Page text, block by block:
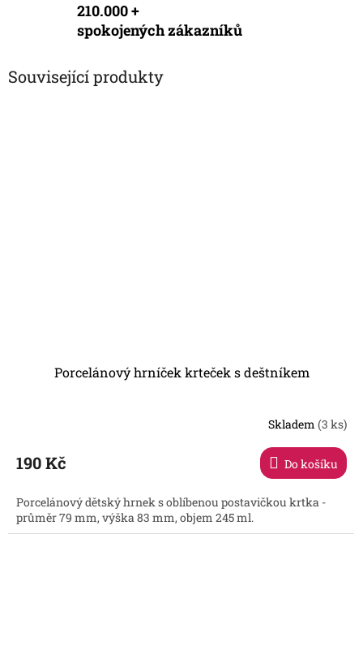
210.000 +
spokojených zákazníků
Související produkty
Porcelánový hrníček krteček s deštníkem
Skladem (3 ks)
190 Kč Do košíku
Porcelánový dětský hrnek s oblíbenou postavičkou krtka -
průměr 79 mm, výška 83 mm, objem 245 ml.